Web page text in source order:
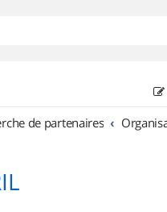
de partenaires